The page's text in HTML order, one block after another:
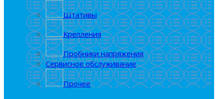
Штативы
Крепления
Пробники напряжения
Сервисное обслуживание
Прочее